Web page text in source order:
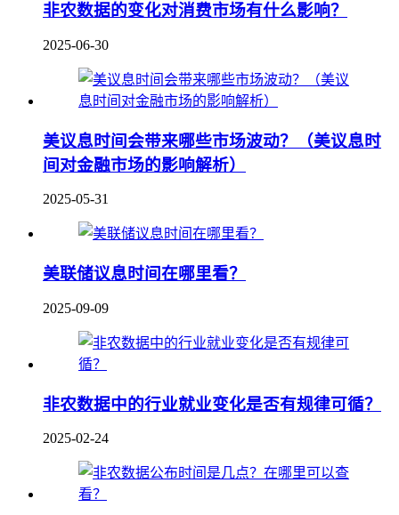
非农数据的变化对消费市场有什么影响？
2025-06-30
美议息时间会带来哪些市场波动？（美议息时
间对金融市场的影响解析）
2025-05-31
美联储议息时间在哪里看？
2025-09-09
非农数据中的行业就业变化是否有规律可循？
2025-02-24